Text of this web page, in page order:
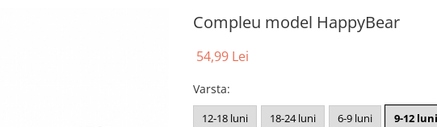
Compleu model HappyBear
54,99 Lei
Varsta:
12-18 luni 18-24 luni 6-9 luni 9-12 luni